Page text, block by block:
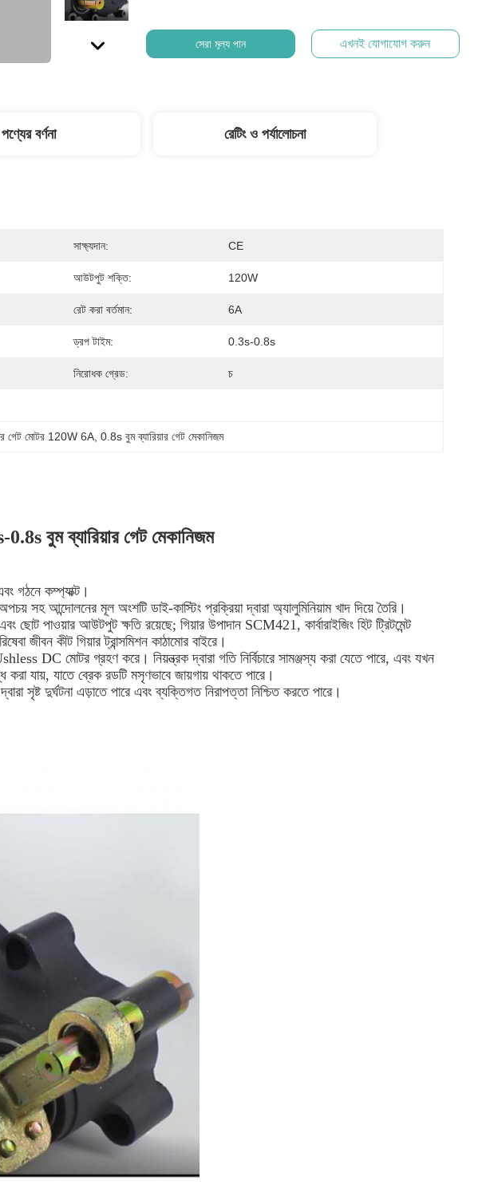
সেরা মূল্য পান এখনই যোগাযোগ করুন
পণ্যের বর্ণনা রেটিং ও পর্যালোচনা
সাক্ষ্যদান: CE
আউটপুট শক্তি: 120W
রেট করা বর্তমান: 6A
ড্রপ টাইম: 0.3s-0.8s
নিরোধক গ্রেড: চ
গেট মোটর 120W 6A , 0.8s বুম ব্যারিয়ার গেট মেকানিজম
বুম ব্যারিয়ার গেট মেকানিজম
গঠনে কম্প্যাক্ট।
সহ আন্দোলনের মূল অংশটি ডাই-কাস্টিং প্রক্রিয়া দ্বারা অ্যালুমিনিয়াম খাদ দিয়ে তৈরি।
ছোট পাওয়ার আউটপুট ক্ষতি রয়েছে; গিয়ার উপাদান SCM421, কার্বারাইজিং হিট ট্রিটমেন্ট
জীবন কীট গিয়ার ট্রান্সমিশন কাঠামোর বাইরে।
মোটর গ্রহণ করে। নিয়ন্ত্রক দ্বারা গতি নির্বিচারে সামঞ্জস্য করা যেতে পারে, এবং যখন
যায়, যাতে ব্রেক রডটি মসৃণভাবে জায়গায় থাকতে পারে।
সৃষ্ট দুর্ঘটনা এড়াতে পারে এবং ব্যক্তিগত নিরাপত্তা নিশ্চিত করতে পারে।